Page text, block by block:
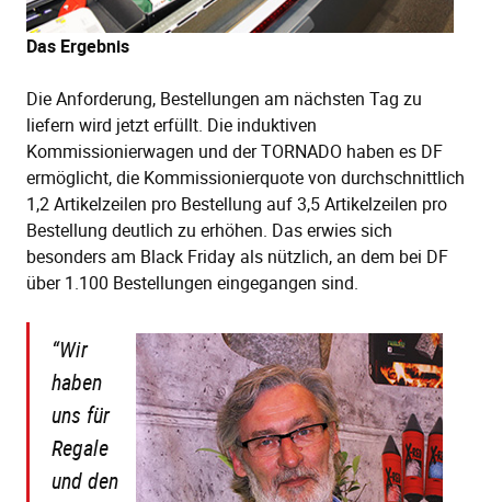
Das Ergebnis
Die Anforderung, Bestellungen am nächsten Tag zu
liefern wird jetzt erfüllt. Die induktiven
Kommissionierwagen und der TORNADO haben es DF
ermöglicht, die Kommissionierquote von durchschnittlich
1,2 Artikelzeilen pro Bestellung auf 3,5 Artikelzeilen pro
Bestellung deutlich zu erhöhen. Das erwies sich
besonders am Black Friday als nützlich, an dem bei DF
über 1.100 Bestellungen eingegangen sind.
“Wir
haben
uns für
Regale
und den